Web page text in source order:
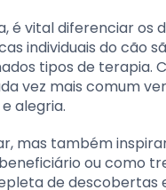
vital diferenciar os
individuais do cão
tipos de terapia.
vez mais comum
alegria.
mas também
ou como
de